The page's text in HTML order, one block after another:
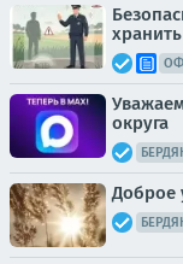
округа
Доброе